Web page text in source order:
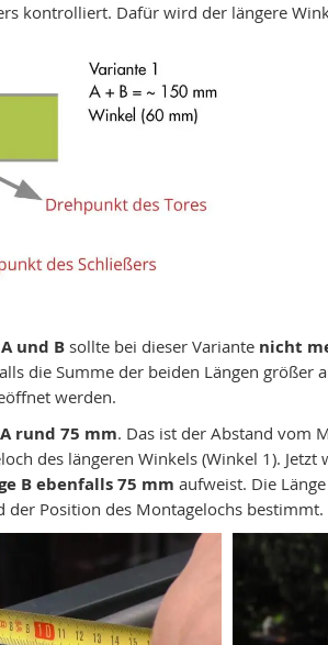
kontrolliert. Dafür wird der längere
und Bsollte bei dieser Variante nicht
die Summe der beiden Längen
werden.
A rund 75 mm. Das ist der Abstand vom
des längeren Winkels (Winkel 1).
B ebenfalls 75 mm aufweist. Die
der Position des Montagelochs bestimmt.